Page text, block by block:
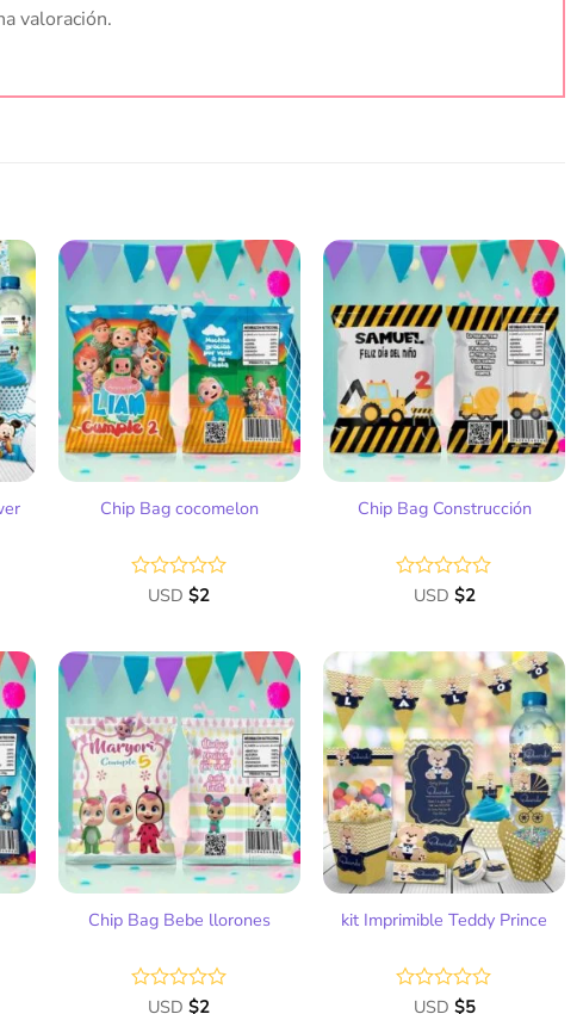
valoración.
Añadir
a la
lista
de
deseos
Chip Bag cocomelon
Valorado
de
USD$2
Añadir
a la
lista
de
deseos
Chip Bag Construcción
Valorado
de
5
USD $2
Añadir
a la
lista
de
deseos
Chip Bag Bebe llorones
Valorado
USD$2
Añadir
a la
lista
de
deseos
kit Imprimible Teddy Prince
Valorado
USD $5